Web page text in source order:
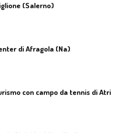
(Salerno)
di Afragola (Na)